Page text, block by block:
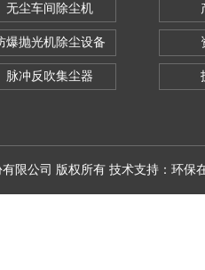
无尘车间除尘机
爆抛光机除尘设备
脉冲反吹集尘器
限公司 版权所有 技术支持： 环保